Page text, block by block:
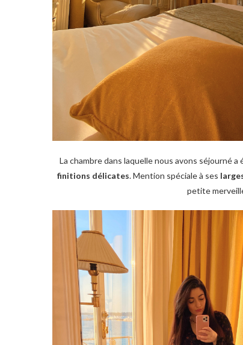
La chambre dans laquelle nous avons séjourné a
finitions délicates. Mention spéciale à ses
petite